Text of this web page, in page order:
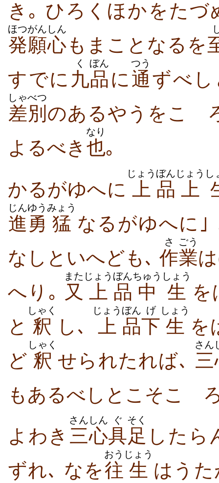
き｡ ひろくほかをた
発願
ほつがん
心
しん
もまことなるを
すでに 九
く
品
ぼん
に通
つう
ずべ
差別
しゃべつ
のあるやうをこゝ
よるべき 也
なり
｡
かるがゆへに
上
じょう
品
ぼん
上
じょうし
進
じん
勇
ゆう
猛
みょう
なるがゆへに
なしといへども､ 作
さ
業
ごう
へり｡ 又
また
上
じょう
品
ぼん
中生
ちゅうしょう
を
と 釈
しゃく
し､ 上
じょう
品
ぼん
下
げ
生
しょう
を
ど 釈
しゃく
せられたれば､
さん
もあるべしとこそこゝ
よわき 三心
さんしん
具
ぐ
足
そく
したら
ずれ､ なを往
おう
生
じょう
はう